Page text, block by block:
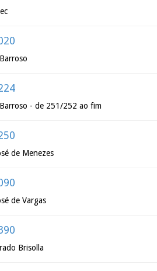
- de 251/252 ao fim
de Menezes
de Vargas
Brisolla